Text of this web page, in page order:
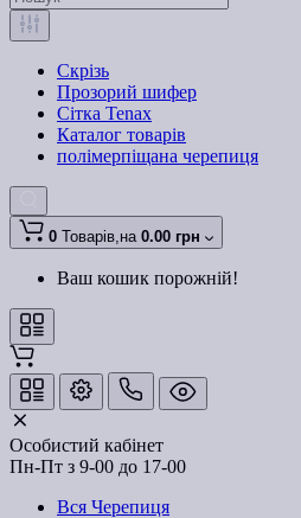
Скрізь
Прозорий шифер
Сітка Tenax
Каталог товарів
полімерпіщана черепиця
0 Товарів,на 0.00 грн
Ваш кошик порожній!
Особистий кабінет
Пн-Пт з 9-00 до 17-00
Вся Черепиця